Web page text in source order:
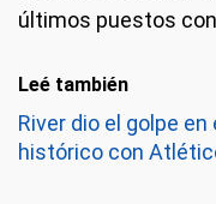
últimos puestos
Leé también
River dio el golpe
histórico con